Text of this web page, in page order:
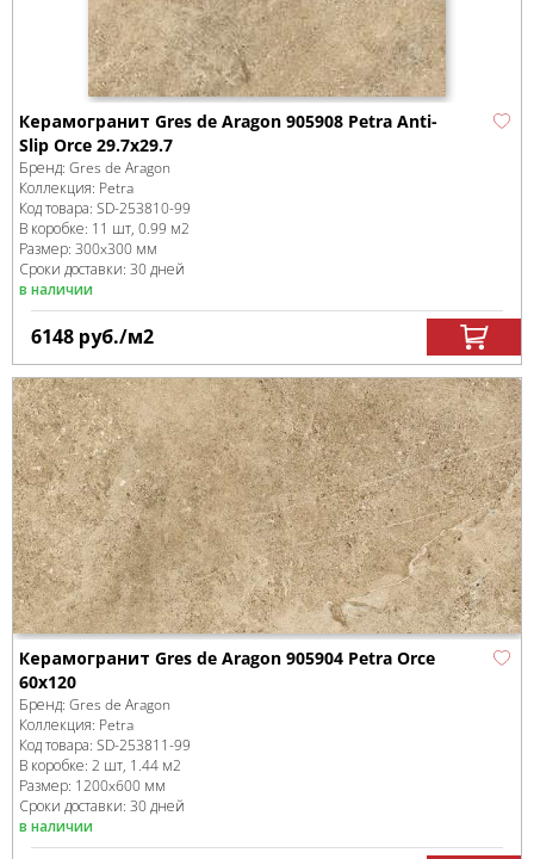
Керамогранит Gres de Aragon 905908 Petra Anti-
Slip Orce 29.7x29.7
Бренд: Gres de Aragon
Коллекция: Petra
Код товара: SD-253810-99
В коробке: 11 шт, 0.99 м2
Размер: 300x300 мм
Сроки доставки: 30 дней
в наличии
6148 руб./м2
Керамогранит Gres de Aragon 905904 Petra Orce
60x120
Бренд: Gres de Aragon
Коллекция: Petra
Код товара: SD-253811-99
В коробке: 2 шт, 1.44 м2
Размер: 1200x600 мм
Сроки доставки: 30 дней
в наличии